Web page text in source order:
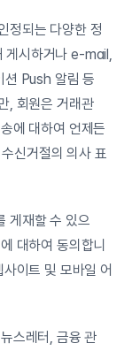
정되는 다양한 정
게시하거나 e-mail,
Push 알림 등
, 회원은 거래관
에 대하여 언제든
신거절의 의사 표
게재할 수 있으
대하여 동의합니
이트 및 모바일 어
스레터, 금융 관